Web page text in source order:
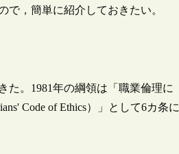
，簡単に紹介しておきたい。
た。1981年の綱領は「職業倫理に
Code of Ethics）」として6カ条に